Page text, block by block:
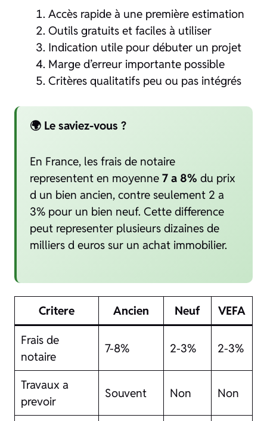
Accès rapide à une première estimation
Outils gratuits et faciles à utiliser
Indication utile pour débuter un projet
Marge d’erreur importante possible
Critères qualitatifs peu ou pas intégrés
🌍 Le saviez-vous ?
En France, les frais de notaire
representent en moyenne 7 a 8% du prix
d un bien ancien, contre seulement 2 a
3% pour un bien neuf. Cette difference
peut representer plusieurs dizaines de
milliers d euros sur un achat immobilier.
Critere Ancien Neuf VEFA
Frais de
notaire
7-8% 2-3% 2-3%
Travaux a
prevoir
Souvent Non Non